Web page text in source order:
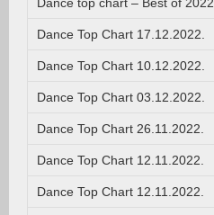
Dance Top Chart 17.12.2022.
Dance Top Chart 10.12.2022.
Dance Top Chart 03.12.2022.
Dance Top Chart 26.11.2022.
Dance Top Chart 12.11.2022.
Dance Top Chart 12.11.2022.